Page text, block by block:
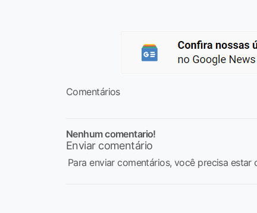
Comentários
Nenhum comentario!
Enviar comentário
Para enviar comentários, você precisa estar